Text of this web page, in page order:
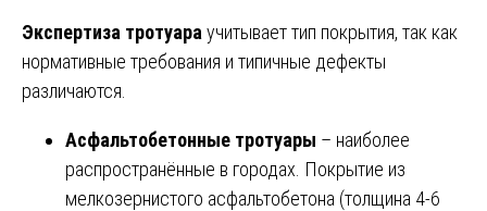
Экспертиза тротуара учитывает тип покрытия, так как
нормативные требования и типичные дефекты
различаются.
Асфальтобетонные тротуары – наиболее
распространённые в городах. Покрытие из
мелкозернистого асфальтобетона (толщина 4-6